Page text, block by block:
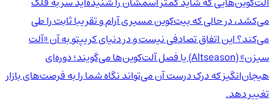
می‌کشد، در حالی که بیت‌کوین مسیری آرام و تقریبا ثابت را طی
می‌کند؟ این اتفاق تصادفی نیست و در دنیای کریپتو به آن «آلت
سیزن» (Altseason) یا فصل آلت‌کوین‌ها می‌گویند؛ دوره‌ای
هیجان‌انگیز که درک درست آن می‌تواند نگاه شما را به فرصت‌های بازار
تغییر دهد.